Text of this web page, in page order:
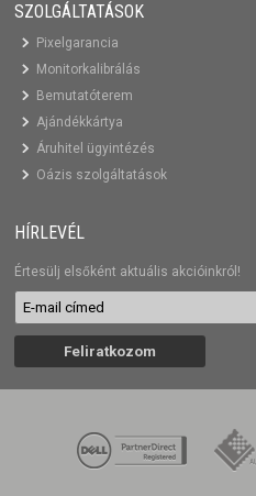
SZOLGÁLTATÁSOK
Pixelgarancia
Monitorkalibrálás
Bemutatóterem
Ajándékkártya
Áruhitel ügyintézés
Oázis szolgáltatások
HÍRLEVÉL
Értesülj elsőként aktuális akcióinkról!